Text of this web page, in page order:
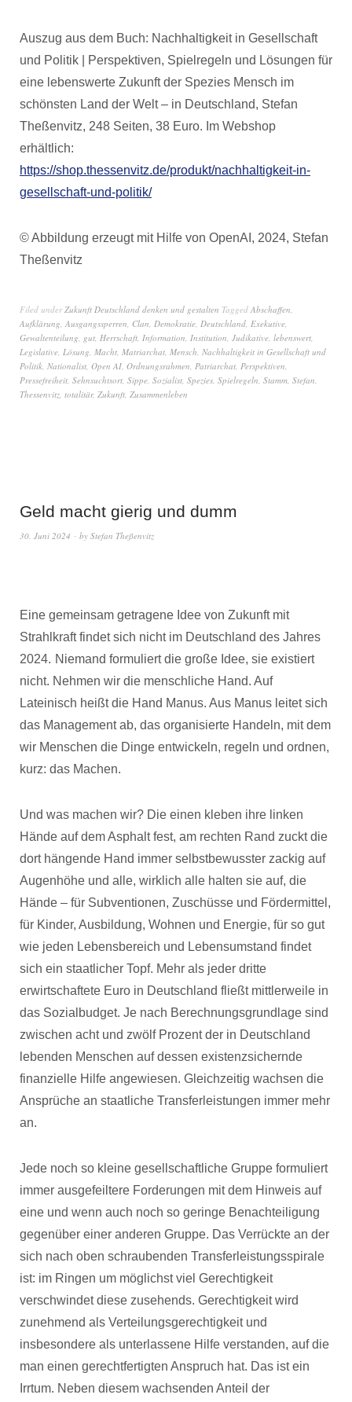
Auszug aus dem Buch: Nachhaltigkeit in Gesellschaft
und Politik | Perspektiven, Spielregeln und Lösungen für
eine lebenswerte Zukunft der Spezies Mensch im
schönsten Land der Welt – in Deutschland, Stefan
Theßenvitz, 248 Seiten, 38 Euro. Im Webshop
erhältlich:
https://shop.thessenvitz.de/produkt/nachhaltigkeit-in-
gesellschaft-und-politik/
© Abbildung erzeugt mit Hilfe von OpenAI, 2024, Stefan
Theßenvitz
Filed underZukunft Deutschland denken und gestalten Tagged Abschaffen,
Aufklärung, Ausgangssperren, Clan, Demokratie, Deutschland, Exekutive,
Gewaltenteilung, gut, Herrschaft, Information, Institution, Judikative, lebenswert,
Legislative, Lösung, Macht, Matriarchat, Mensch, Nachhaltigkeit in Gesellschaft und
Politik, Nationalist, Open AI, Ordnungsrahmen, Patriarchat, Perspektiven,
Pressefreiheit, Sehnsuchtsort, Sippe, Sozialist, Spezies, Spielregeln, Stamm, Stefan,
Thessenvitz, totalitär, Zukunft, Zusammenleben
Geld macht gierig und dumm
30. Juni 2024 by Stefan Theßenvitz
Eine gemeinsam getragene Idee von Zukunft mit
Strahlkraft findet sich nicht im Deutschland des Jahres
2024. Niemand formuliert die große Idee, sie existiert
nicht. Nehmen wir die menschliche Hand. Auf
Lateinisch heißt die Hand Manus. Aus Manus leitet sich
das Management ab, das organisierte Handeln, mit dem
wir Menschen die Dinge entwickeln, regeln und ordnen,
kurz: das Machen.
Und was machen wir? Die einen kleben ihre linken
Hände auf dem Asphalt fest, am rechten Rand zuckt die
dort hängende Hand immer selbstbewusster zackig auf
Augenhöhe und alle, wirklich alle halten sie auf, die
Hände – für Subventionen, Zuschüsse und Fördermittel,
für Kinder, Ausbildung, Wohnen und Energie, für so gut
wie jeden Lebensbereich und Lebensumstand findet
sich ein staatlicher Topf. Mehr als jeder dritte
erwirtschaftete Euro in Deutschland fließt mittlerweile in
das Sozialbudget. Je nach Berechnungsgrundlage sind
zwischen acht und zwölf Prozent der in Deutschland
lebenden Menschen auf dessen existenzsichernde
finanzielle Hilfe angewiesen. Gleichzeitig wachsen die
Ansprüche an staatliche Transferleistungen immer mehr
an.
Jede noch so kleine gesellschaftliche Gruppe formuliert
immer ausgefeiltere Forderungen mit dem Hinweis auf
eine und wenn auch noch so geringe Benachteiligung
gegenüber einer anderen Gruppe. Das Verrückte an der
sich nach oben schraubenden Transferleistungsspirale
ist: im Ringen um möglichst viel Gerechtigkeit
verschwindet diese zusehends. Gerechtigkeit wird
zunehmend als Verteilungsgerechtigkeit und
insbesondere als unterlassene Hilfe verstanden, auf die
man einen gerechtfertigten Anspruch hat. Das ist ein
Irrtum. Neben diesem wachsenden Anteil der